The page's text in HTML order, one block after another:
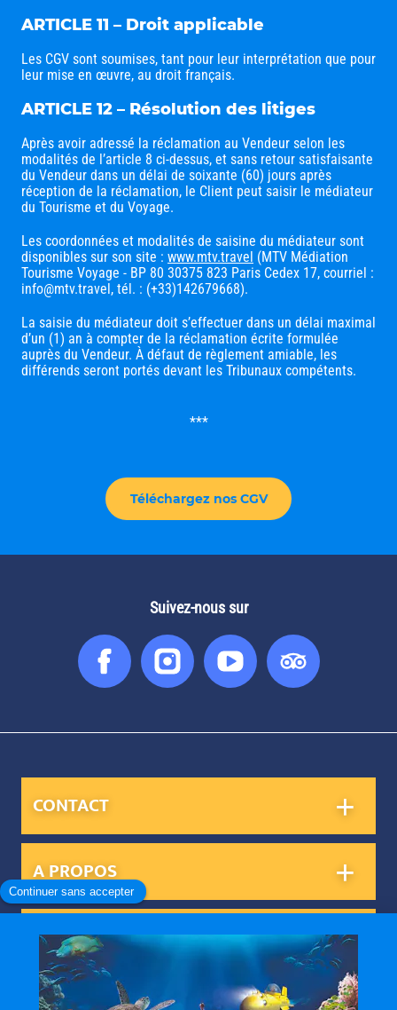
ARTICLE 11 – Droit applicable
Les CGV sont soumises, tant pour leur interprétation que pour
leur mise en œuvre, au droit français.
ARTICLE 12 – Résolution des litiges
Après avoir adressé la réclamation au Vendeur selon les
modalités de l’article 8 ci-dessus, et sans retour satisfaisante
du Vendeur dans un délai de soixante (60) jours après
réception de la réclamation, le Client peut saisir le médiateur
du Tourisme et du Voyage.
Les coordonnées et modalités de saisine du médiateur sont
disponibles sur son site : www.mtv.travel (MTV Médiation
Tourisme Voyage - BP 80 30375 823 Paris Cedex 17, courriel :
info@mtv.travel, tél. : (+33)142679668).
La saisie du médiateur doit s’effectuer dans un délai maximal
d’un (1) an à compter de la réclamation écrite formulée
auprès du Vendeur. À défaut de règlement amiable, les
différends seront portés devant les Tribunaux compétents.
***
Téléchargez nos CGV
Suivez-nous sur
FacebookInstagram
You
Tube
CONTACT
A PROPOS
INFORMATIONS PRATIQUES
NOS SERVICES